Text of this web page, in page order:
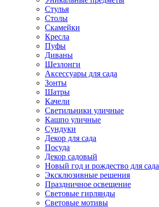
Стулья
Столы
Скамейки
Кресла
Пуфы
Диваны
Шезлонги
Аксессуары для сада
Зонты
Шатры
Качели
Cветильники уличные
Кашпо уличные
Сундуки
Декор для сада
Посуда
Декор садовый
Новый год и рождество для сада
Эксклюзивные решения
Праздничное освещение
Световые гирлянды
Световые мотивы